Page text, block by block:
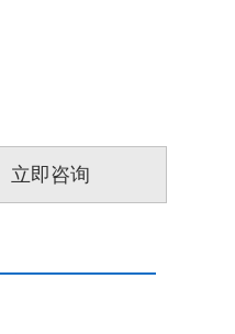
立即咨询